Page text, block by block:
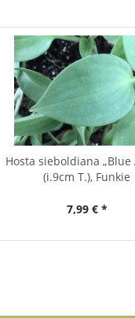
Hosta sieboldiana „Blue
(i.9cm T.), Funkie
7,99 € *